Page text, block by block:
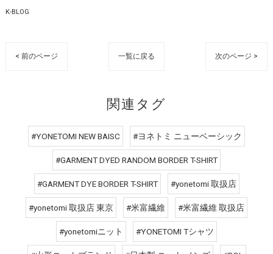
K-BLOG
< 前のページ 一覧に戻る 次のページ >
関連タグ
#YONETOMI NEW BAISC #ヨネトミ ニューベーシック
#GARMENT DYED RANDOM BORDER T-SHIRT
#GARMENT DYE BORDER T-SHIRT #yonetomi 取扱店
#yonetomi 取扱店 東京 #米富繊維 #米富繊維 取扱店
#yonetomiニット #YONETOMI Tシャツ